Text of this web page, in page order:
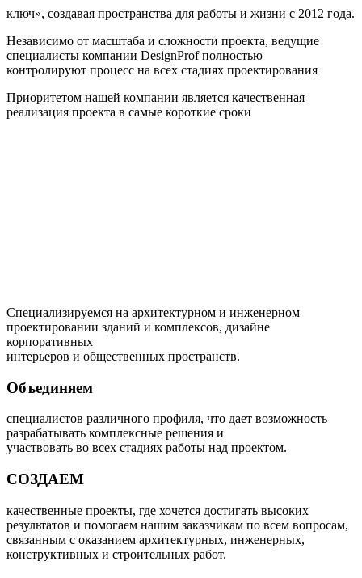
ключ», создавая пространства для работы и жизни с 2012 года.
Независимо от масштаба и сложности проекта, ведущие
специалисты компании DesignProf полностью
контролируют процесс на всех стадиях проектирования
Приоритетом нашей компании является качественная
реализация проекта в самые короткие сроки
Специализируемся на архитектурном и инженерном
проектировании зданий и комплексов, дизайне
корпоративных
интерьеров и общественных пространств.
Объединяем
специалистов различного профиля, что дает возможность
разрабатывать комплексные решения и
участвовать во всех стадиях работы над проектом.
СОЗДАЕМ
качественные проекты, где хочется достигать высоких
результатов и помогаем нашим заказчикам по всем вопросам,
связанным с оказанием архитектурных, инженерных,
конструктивных и строительных работ.